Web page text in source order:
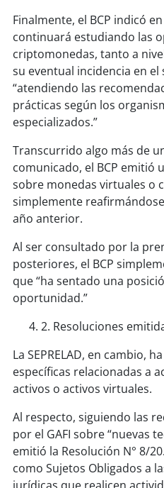
Finalmente, el BCP indicó
continuará estudiando las
criptomonedas, tanto a
su eventual incidencia en
“atendiendo las
prácticas según los
especializados.”
Transcurrido algo más de
comunicado, el BCP emitió
sobre monedas virtuales o
simplemente
año anterior.
Al ser consultado por la
posteriores, el BCP
que “ha sentado una
oportunidad.”
2. Resoluciones
La SEPRELAD, en cambio,
específicas relacionadas a
activos o activos virtuales.
Al respecto, siguiendo las
por el GAFI sobre “nuevas
emitió la Resolución N° 8/
como Sujetos Obligados a